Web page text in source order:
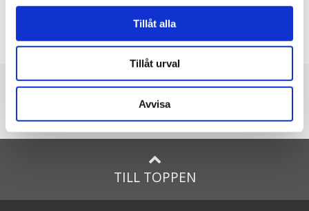
Tillåt alla
Tillåt urval
Avvisa
Skriv en recension
Du är här
(Liggande på rygg)
TILL TOPPEN